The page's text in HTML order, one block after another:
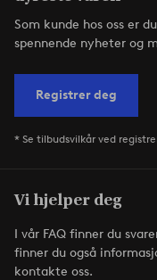
Som kunde hos oss er
spennende nyheter og
Registrer deg
* Se tilbudsvilkår ved
Vi hjelper deg
I vår FAQ finner du
finner du også
kontakte oss.